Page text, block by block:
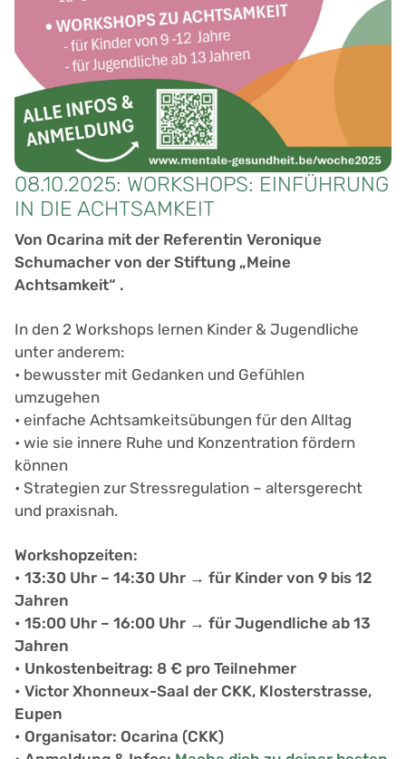
08.10.2025: WORKSHOPS: EINFÜHRUNG
IN DIE ACHTSAMKEIT
Von Ocarina mit der Referentin Veronique
Schumacher von der Stiftung „Meine
Achtsamkeit“ .
In den 2 Workshops lernen Kinder & Jugendliche
unter anderem:
• bewusster mit Gedanken und Gefühlen
umzugehen
• einfache Achtsamkeitsübungen für den Alltag
• wie sie innere Ruhe und Konzentration fördern
können
• Strategien zur Stressregulation – altersgerecht
und praxisnah.
Workshopzeiten:
• 13:30 Uhr – 14:30 Uhr → für Kinder von 9 bis 12
Jahren
• 15:00 Uhr – 16:00 Uhr → für Jugendliche ab 13
Jahren
• Unkostenbeitrag: 8 € pro Teilnehmer
• Victor Xhonneux-Saal der CKK, Klosterstrasse,
Eupen
• Organisator: Ocarina (CKK)